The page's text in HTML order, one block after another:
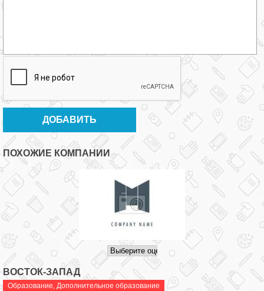
ПОХОЖИЕ КОМПАНИИ
ВОСТОК-ЗАПАД
Образование, Дополнительное образование